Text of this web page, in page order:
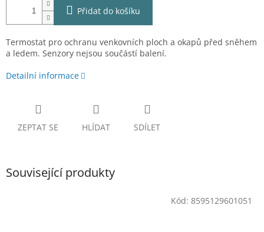
Přidat do košíku
Termostat pro ochranu venkovních ploch a okapů před sněhem
a ledem. Senzory nejsou součástí balení.
Detailní informace
ZEPTAT SE HLÍDAT SDÍLET
Související produkty
Kód: 8595129601051